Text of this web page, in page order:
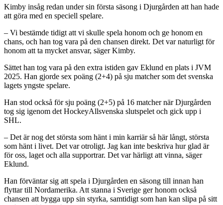
Kimby insåg redan under sin första säsong i Djurgården att han hade
att göra med en speciell spelare.
– Vi bestämde tidigt att vi skulle spela honom och ge honom en
chans, och han tog vara på den chansen direkt. Det var naturligt för
honom att ta mycket ansvar, säger Kimby.
Sättet han tog vara på den extra istiden gav Eklund en plats i JVM
2025. Han gjorde sex poäng (2+4) på sju matcher som det svenska
lagets yngste spelare.
Han stod också för sju poäng (2+5) på 16 matcher när Djurgården
tog sig igenom det HockeyAllsvenska slutspelet och gick upp i
SHL.
– Det är nog det största som hänt i min karriär så här långt, största
som hänt i livet. Det var otroligt. Jag kan inte beskriva hur glad är
för oss, laget och alla supportrar. Det var härligt att vinna, säger
Eklund.
Han förväntar sig att spela i Djurgården en säsong till innan han
flyttar till Nordamerika. Att stanna i Sverige ger honom också
chansen att bygga upp sin styrka, samtidigt som han kan slipa på sitt